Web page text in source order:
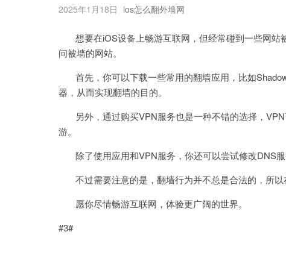
2025年1月18日 ios怎么翻外墙网
想要在iOS设备上畅游互联网，但经常碰到一些网站
问被墙的网站。
首先，你可以下载一些常用的翻墙应用，比如
器，从而实现翻墙的目的。
另外，通过购买VPN服务也是一种不错的选择，VPN
游。
除了使用应用和VPN服务，你还可以尝试修改DNS服
不过需要注意的是，翻墙行为并不总是合法的，所以
愿你尽情畅游互联网，体验更广阔的世界。
#3#